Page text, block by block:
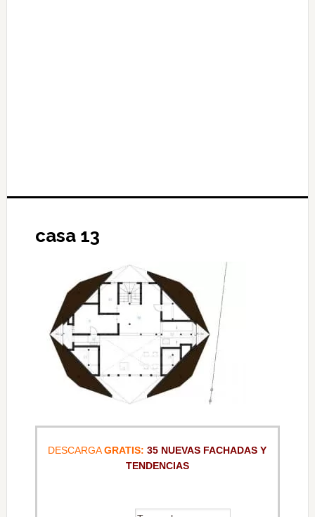
casa 13
DESCARGAGRATIS: 35 NUEVAS FACHADAS Y
TENDENCIAS